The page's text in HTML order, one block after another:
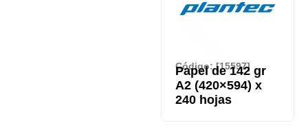
Código: [15597]
Papel de 142 gr
A2 (420×594) x
240 hojas